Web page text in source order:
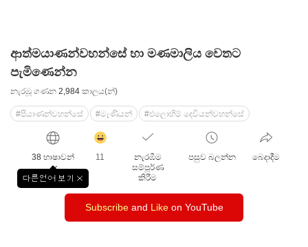
ආත්මයාණන්වහන්සේ හා මණමාලිය වෙතට
පැමිණෙන්න
නැරඹූ ගණන 2,984 කාලය(න්)
#පියාණන්වහන්සේ #මෑණියන් #එලොහිම් දෙවියන්වහන්සේ
38 භාෂාවන්
다른언어 보기
창
기
감
11
නැරඹීම
සම්පූර්ණ
කිරීම
පසුව බලන්න බෙදාදීම
Subscribeand Likeon YouTube